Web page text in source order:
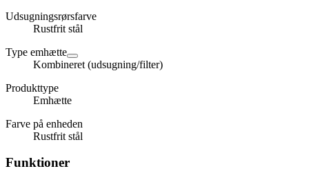
Udsugningsrørsfarve
Rustfrit stål
Type emhætte
Kombineret (udsugning/filter)
Produkttype
Emhætte
Farve på enheden
Rustfrit stål
Funktioner